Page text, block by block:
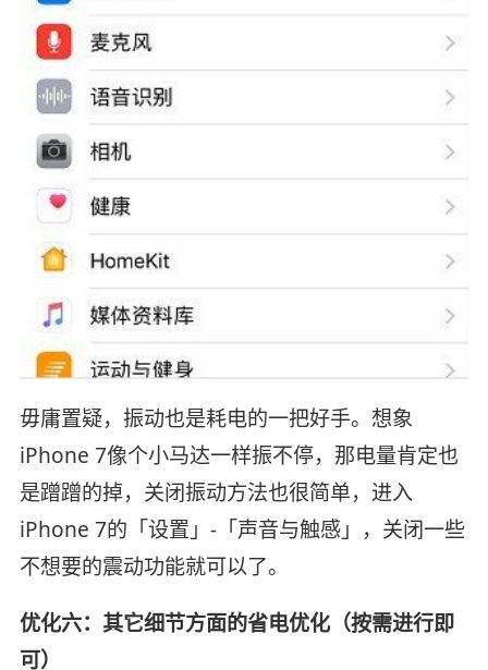
毋庸置疑，振动也是耗电的一把好手。想象
iPhone 7像个小马达一样振不停，那电量肯定也
是蹭蹭的掉，关闭振动方法也很简单，进入
iPhone 7的「设置」-「声音与触感」，关闭一些
不想要的震动功能就可以了。
优化六：其它细节方面的省电优化（按需进行即
可）